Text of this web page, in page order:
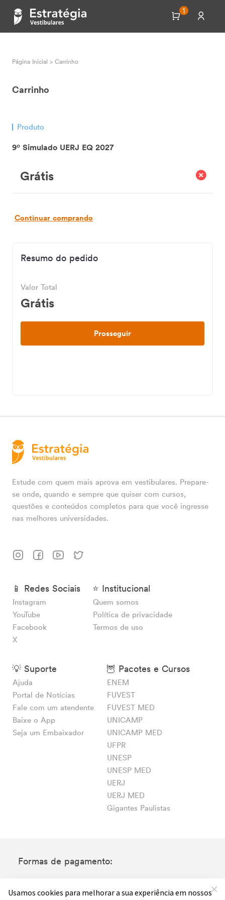
1
Página Inicial>Carrinho
Carrinho
Produto
9º Simulado UERJ EQ 2027
Grátis
Continuar comprando
Resumo do pedido
Valor Total
Grátis
Prosseguir
Estude com quem mais aprova em vestibulares. Prepare-
se onde, quando e sempre que quiser com cursos,
questões e conteúdos completos para que você ingresse
nas melhores universidades.
📱 Redes Sociais
Instagram
YouTube
Facebook
X
⭐ Institucional
Quem somos
Política de privacidade
Termos de uso
💡 Suporte
Ajuda
Portal de Notícias
Fale com um atendente
Baixe o App
Seja um Embaixador
🦉 Pacotes e Cursos
ENEM
FUVEST
FUVEST MED
UNICAMP
UNICAMP MED
UFPR
UNESP
UNESP MED
UERJ
UERJ MED
Gigantes Paulistas
Formas de pagamento: